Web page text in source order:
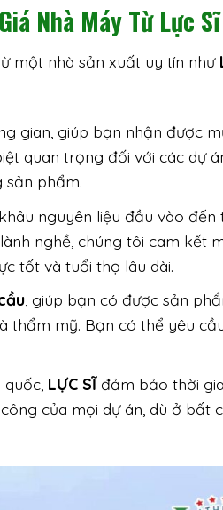
Nhà Máy Từ Lực Sĩ
một nhà sản xuất uy tín như
gian, giúp bạn nhận được
quan trọng đối với các dự
phẩm.
nguyên liệu đầu vào đến
nghề, chúng tôi cam kết
tốt và tuổi thọ lâu dài.
, giúp bạn có được sản
thẩm mỹ. Bạn có thể yêu
LỰC SĨđảm bảo thời
của mọi dự án, dù ở bất